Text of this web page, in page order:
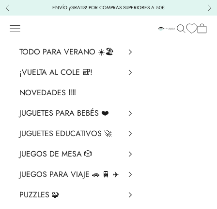
Ir al contenido
Anterior ENVÍO ¡GRATIS! POR COMPRAS SUPERIORES A 50€
La Chata
Menú BuscarCesta
TODO PARA VERANO ☀️🏖️
¡VUELTA AL COLE 🎒!
NOVEDADES ‼️​‼️​
JUGUETES PARA BEBÉS ❤️​
JUGUETES EDUCATIVOS 🚀
JUEGOS DE MESA 🎲
JUEGOS PARA VIAJE 🚗 🚆 ✈️
PUZZLES 🧩